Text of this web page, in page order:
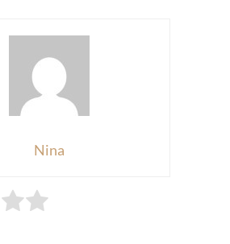
Nina
Submit Rating